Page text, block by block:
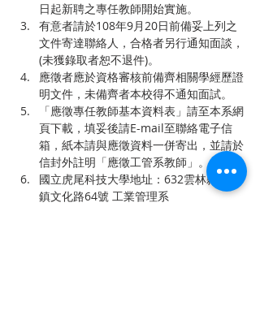
日起新聘之專任教師開始實施。
有意者請於108年9月20日前備妥上列之
文件寄達聯絡人，合格者另行通知面談，
(未獲錄取者恕不退件)。
應徵者應於資格審核前備齊相關學經歷證
明文件，未備齊者本校得不通知面試。
「應徵專任教師基本資料表」請至本系網
頁下載，填妥後請E-mail至聯絡電子信
箱，紙本請與應徵資料一併寄出，並請於
信封外註明「應徵工管系教師」。
國立虎尾科技大學地址：632雲林縣虎尾
鎮文化路64號 工業管理系